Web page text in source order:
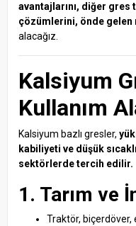
avantajlarını, diğer gres
çözümlerini, önde
alacağız.
Kalsiyum
Kullanım
Kalsiyum bazlı gresler,
kabiliyeti ve düşük
sektörlerde tercih edilir.
1. Tarım ve
Traktör, biçerdöver,